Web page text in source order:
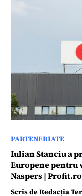
PARTENERIATE
Iulian Stanciu a
Europene pentru
Naspers | Profit.ro
Scris deRedacția